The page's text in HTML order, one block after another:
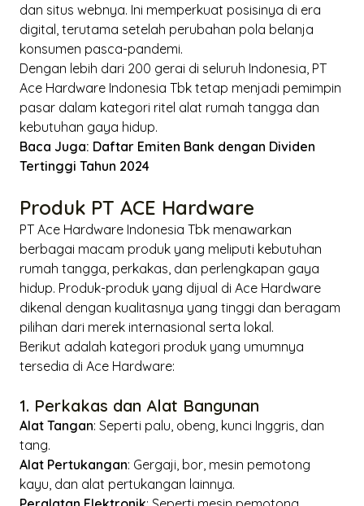
dan situs webnya. Ini memperkuat posisinya di era
digital, terutama setelah perubahan pola belanja
konsumen pasca-pandemi.
Dengan lebih dari 200 gerai di seluruh Indonesia, PT
Ace Hardware Indonesia Tbk tetap menjadi pemimpin
pasar dalam kategori ritel alat rumah tangga dan
kebutuhan gaya hidup.
Baca Juga: Daftar Emiten Bank dengan Dividen
Tertinggi Tahun 2024
Produk PT ACE Hardware
PT Ace Hardware Indonesia Tbk menawarkan
berbagai macam produk yang meliputi kebutuhan
rumah tangga, perkakas, dan perlengkapan gaya
hidup. Produk-produk yang dijual di Ace Hardware
dikenal dengan kualitasnya yang tinggi dan beragam
pilihan dari merek internasional serta lokal.
Berikut adalah kategori produk yang umumnya
tersedia di Ace Hardware:
1. Perkakas dan Alat Bangunan
Alat Tangan: Seperti palu, obeng, kunci Inggris, dan
tang.
Alat Pertukangan: Gergaji, bor, mesin pemotong
kayu, dan alat pertukangan lainnya.